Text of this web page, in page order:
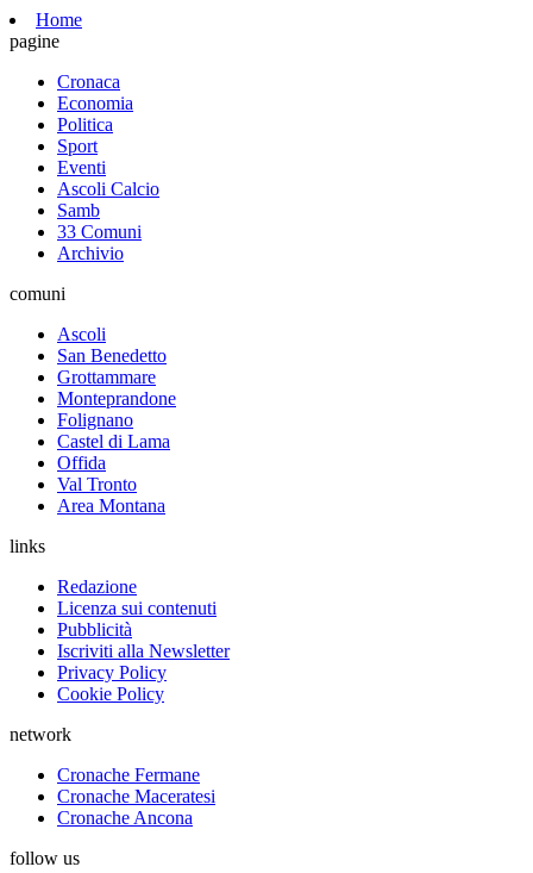
Home
pagine
Cronaca
Economia
Politica
Sport
Eventi
Ascoli Calcio
Samb
33 Comuni
Archivio
comuni
Ascoli
San Benedetto
Grottammare
Monteprandone
Folignano
Castel di Lama
Offida
Val Tronto
Area Montana
links
Redazione
Licenza sui contenuti
Pubblicità
Iscriviti alla Newsletter
Privacy Policy
Cookie Policy
network
Cronache Fermane
Cronache Maceratesi
Cronache Ancona
follow us